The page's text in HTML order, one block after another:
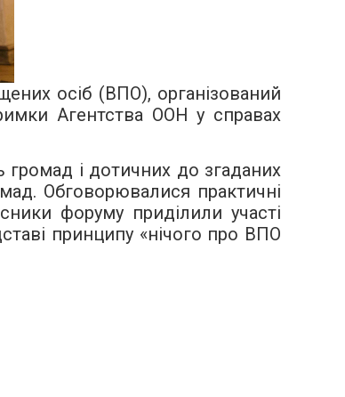
осіб (ВПО), організований
Агентства ООН у справах
громад і дотичних до згаданих
Обговорювалися практичні
форуму приділили участі
принципу «нічого про ВПО